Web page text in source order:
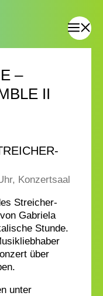
–
II
Konzertsaal
Streicher-
Gabriela
Stunde.
über
unter